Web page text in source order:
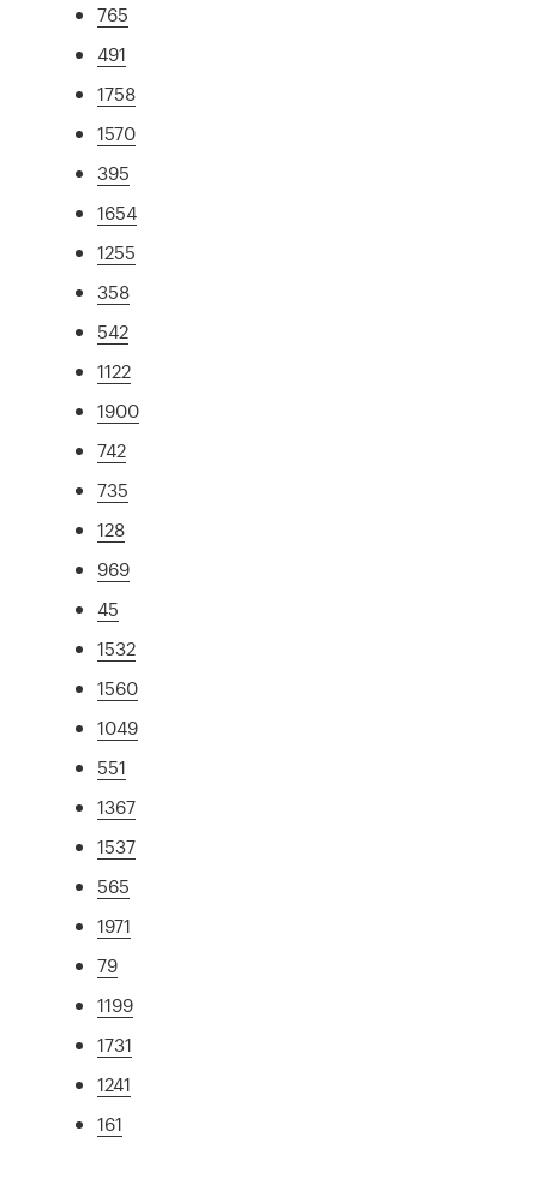
765
491
1758
1570
395
1654
1255
358
542
1122
1900
742
735
128
969
45
1532
1560
1049
551
1367
1537
565
1971
79
1199
1731
1241
161